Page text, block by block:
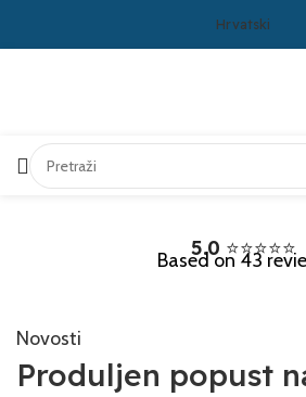
Hrvatski
5.0 ⭐⭐⭐⭐⭐
Based on 43
Novosti
Produljen popust